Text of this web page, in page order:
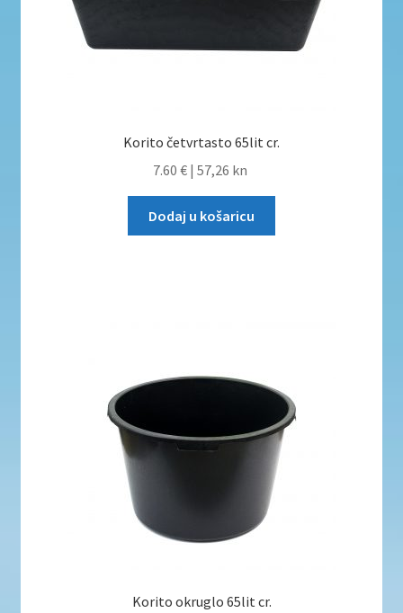
Korito četvrtasto 65lit cr.
7.60 € | 57,26 kn
Dodaj u košaricu
Korito okruglo 65lit cr.